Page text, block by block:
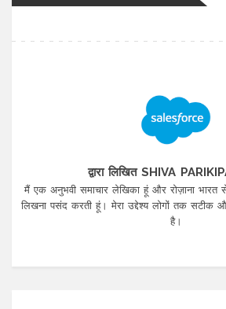
द्वारा लिखित SHIVA
मैं एक अनुभवी समाचार लेखिका हूं और रोज़ाना भारत
लिखना पसंद करती हूं। मेरा उद्देश्य लोगों तक सटीक और
है।